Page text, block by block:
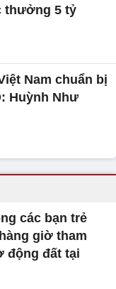
thưởng 5 tỷ
Nam chuẩn bị
Huỳnh Như
các bạn trẻ
giờ tham
động đất tại